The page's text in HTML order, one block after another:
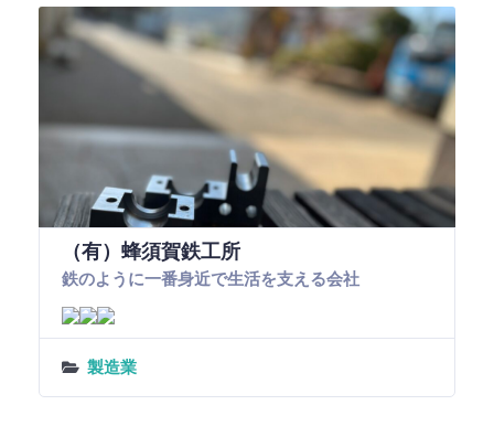
（有）蜂須賀鉄工所
鉄のように一番身近で生活を支える会社
製造業